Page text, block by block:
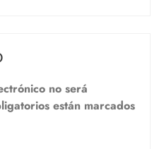
no será
están marcados